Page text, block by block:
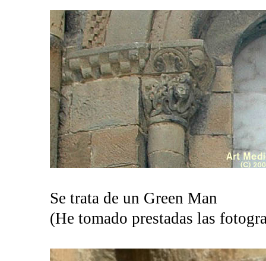
Se trata de un Green Man
(He tomado prestadas las